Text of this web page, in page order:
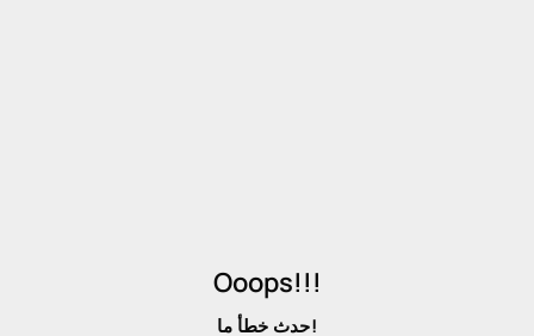
Ooops!!!
حدث خطأ ما!